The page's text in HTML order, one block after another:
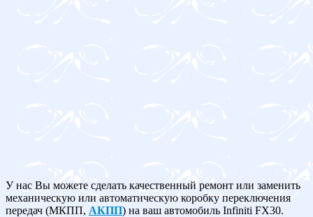
У нас Вы можете сделать качественный ремонт или заменить
механическую или автоматическую коробку переключения
передач (МКПП, АКПП) на ваш автомобиль Infiniti FX30.